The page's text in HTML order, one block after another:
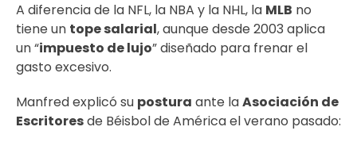
A diferencia de la NFL, la NBA y la NHL, la MLB no
tiene un tope salarial, aunque desde 2003 aplica
un “impuesto de lujo” diseñado para frenar el
gasto excesivo.
Manfred explicó su postura ante laAsociación de
Escritoresde Béisbol de América el verano pasado: